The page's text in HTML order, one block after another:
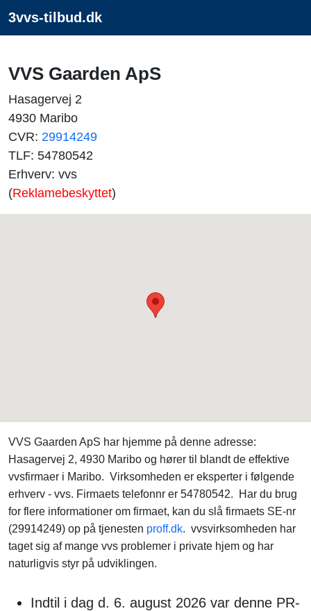
3vvs-tilbud.dk
VVS Gaarden ApS
Hasagervej 2
4930 Maribo
CVR: 29914249
TLF: 54780542
Erhverv: vvs
(Reklamebeskyttet)
VVS Gaarden ApS har hjemme på denne adresse:
Hasagervej 2, 4930 Maribo og hører til blandt de effektive
vvsfirmaer i Maribo. Virksomheden er eksperter i følgende
erhverv - vvs. Firmaets telefonnr er 54780542. Har du brug
for flere informationer om firmaet, kan du slå firmaets SE-nr
(29914249) op på tjenesten proff.dk. vvsvirksomheden har
taget sig af mange vvs problemer i private hjem og har
naturligvis styr på udviklingen.
Indtil i dag d. 6. august 2026 var denne PR-